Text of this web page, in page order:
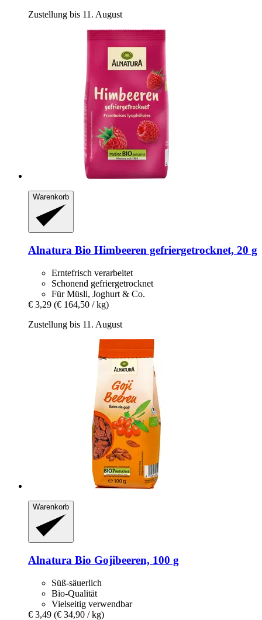
Zustellung bis 11. August
Warenkorb
Alnatura Bio Himbeeren gefriergetrocknet, 20 g
Erntefrisch verarbeitet
Schonend gefriergetrocknet
Für Müsli, Joghurt & Co.
€ 3,29 (€ 164,50 / kg)
Zustellung bis 11. August
Warenkorb
Alnatura Bio Gojibeeren, 100 g
Süß-säuerlich
Bio-Qualität
Vielseitig verwendbar
€ 3,49 (€ 34,90 / kg)